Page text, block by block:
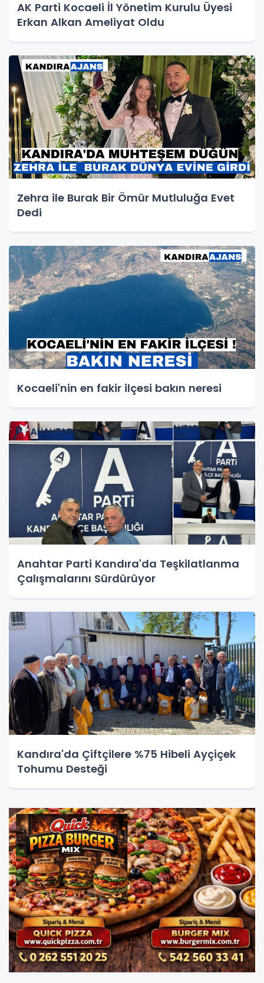
AK Parti Kocaeli İl Yönetim Kurulu Üyesi
Erkan Alkan Ameliyat Oldu
Zehra ile Burak Bir Ömür Mutluluğa Evet
Dedi
Kocaeli'nin en fakir ilçesi bakın neresi
Anahtar Parti Kandıra'da Teşkilatlanma
Çalışmalarını Sürdürüyor
Kandıra'da Çiftçilere %75 Hibeli Ayçiçek
Tohumu Desteği